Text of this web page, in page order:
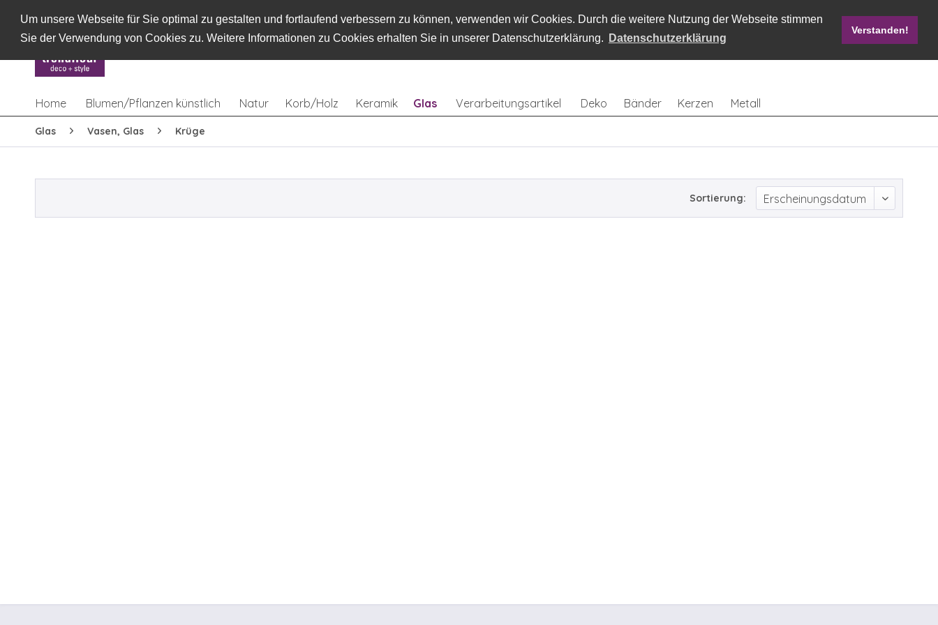
Um unsere Webseite für Sie optimal zu gestalten und fortlaufend verbessern zu können, verwenden wir Cookies. Durch die weitere Nutzung der Webseite stimmen
Sie der Verwendung von Cookies zu. Weitere Informationen zu Cookies erhalten Sie in unserer Datenschutzerklärung.
Datenschutzerklärung
Verstanden!
0,00 € *
Home Blumen/Pflanzen künstlich Natur Korb/Holz Keramik Glas Verarbeitungsartikel Deko Bänder Kerzen Metall
Glas Vasen, Glas Krüge
Sortierung: